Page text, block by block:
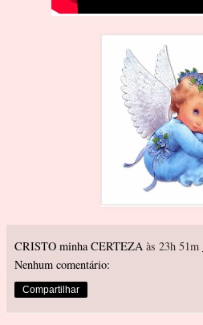
CRISTO minha CERTEZA às 23h 51m
Nenhum comentário:
Compartilhar